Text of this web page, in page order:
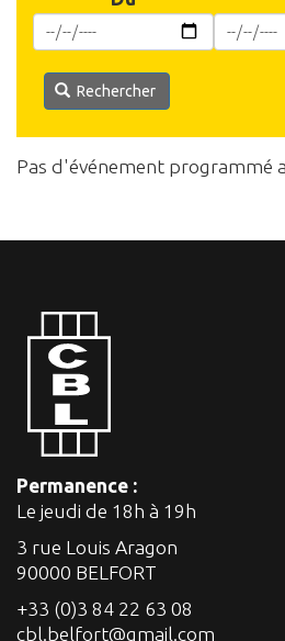
Rechercher
Pas d'événement programmé
Permanence :
Le jeudi de 18h à 19h
3 rue Louis Aragon
90000 BELFORT
+33 (0)3 84 22 63 08
cbl.belfort@gmail.com